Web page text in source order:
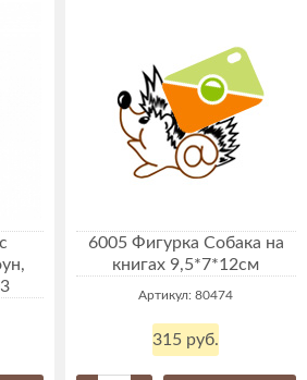
6005 Фигурка Собака на
книгах 9,5*7*12см
Артикул: 80474
315 руб.